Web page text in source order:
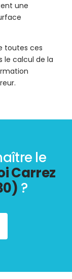
une
toutes ces
le calcul de la
le
Carrez
?